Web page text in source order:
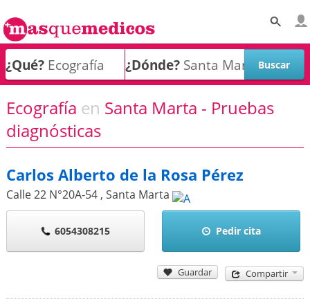
¿Qué? ¿Dónde?
Ecografía en Santa Marta - Pruebas
diagnósticas
Carlos Alberto de la Rosa Pérez
Calle 22 N°20A-54 , Santa Marta
6054308215 Pedir cita
Guardar Compartir